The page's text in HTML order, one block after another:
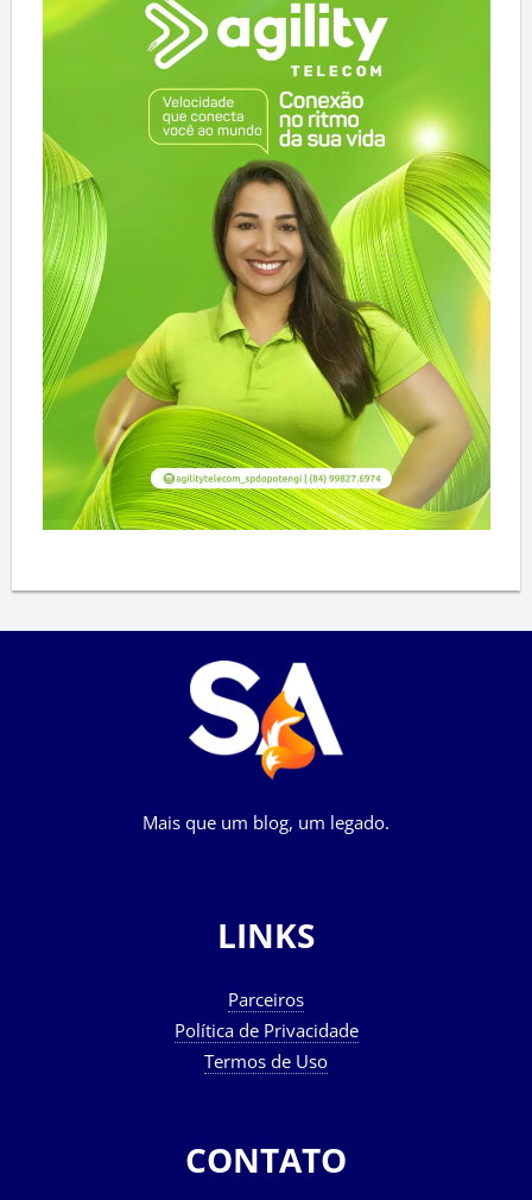
Mais que um blog, um legado.
LINKS
Parceiros
Política de Privacidade
Termos de Uso
CONTATO